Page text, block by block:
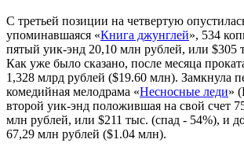
С третьей позиции на четвертую
упоминавшаяся «Книга джунглей», 534
пятый уик-энд 20,10 млн рублей, или $305
Как уже было сказано, после месяца
1,328 млрд рублей ($19.60 млн). Замкнула
комедийная мелодрама «Несносные леди»
второй уик-энд положившая на свой счет
млн рублей, или $211 тыс. (спад - 54%), и
67,29 млн рублей ($1.04 млн).